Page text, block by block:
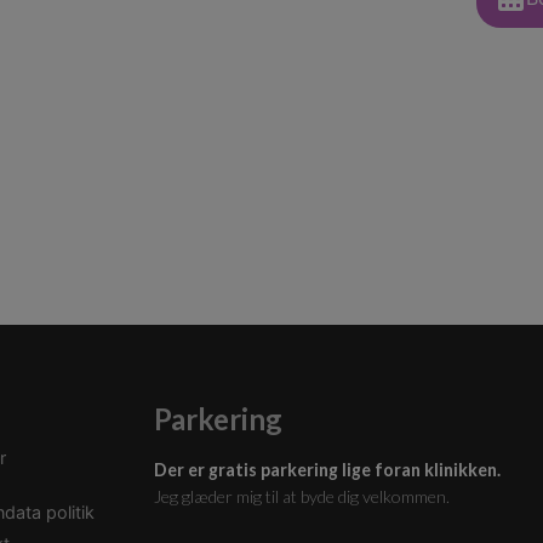
politik
Parkering
Der er gratis parkering lige foran klinikken.
Jeg glæder mig til at byde dig velkommen.